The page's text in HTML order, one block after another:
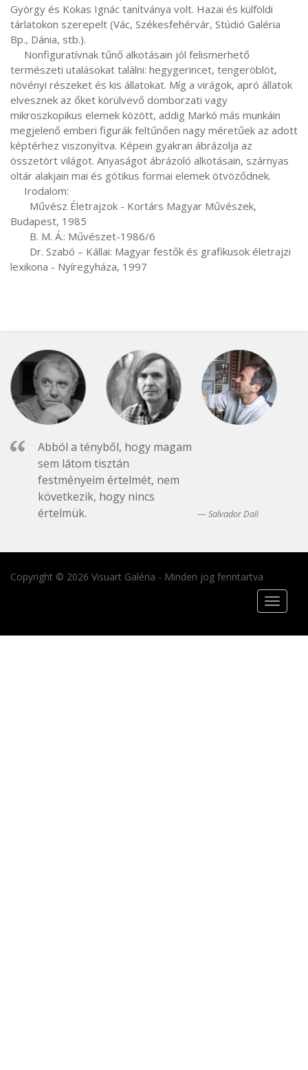
György és Kokas Ignác tanítványa volt. Hazai és külföldi
tárlatokon szerepelt (Vác, Székesfehérvár, Stúdió Galéria
Bp., Dánia, stb.).
természeti utalásokat találni: hegygerincet, tengeröblöt,
növényi részeket és kis állatokat. Míg a virágok, apró állatok
elvesznek az őket körülvevő domborzati vagy
mikroszkopikus elemek között, addig Markó más munkáin
megjelenő emberi figurák feltűnően nagy méretűek az adott
képtérhez viszonyítva. Képein gyakran ábrázolja az
összetört világot. Anyaságot ábrázoló alkotásain, szárnyas
oltár alakjain mai és gótikus formai elemek ötvöződnek.
Budapest, 1985
lexikona - Nyíregyháza, 1997
Abból a tényből, hogy magam
sem látom tisztán
festményeim értelmét, nem
következik, hogy nincs
értelmük.
Salvador Dali
Copyright © 2026 Visuart Galéria - Minden jog fenntartva
Toggle